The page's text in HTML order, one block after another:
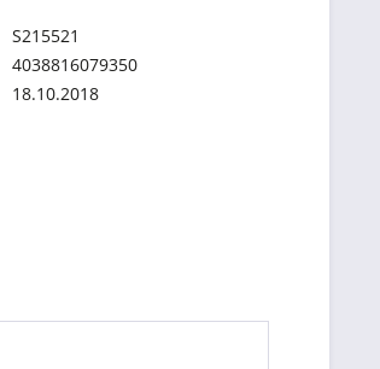
S215521
4038816079350
18.10.2018